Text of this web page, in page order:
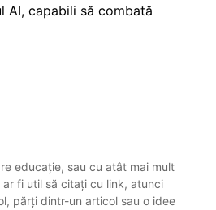
AI, capabili să combată
educație, sau cu atât mai mult
fi util să citați cu link, atunci
părți dintr-un articol sau o idee